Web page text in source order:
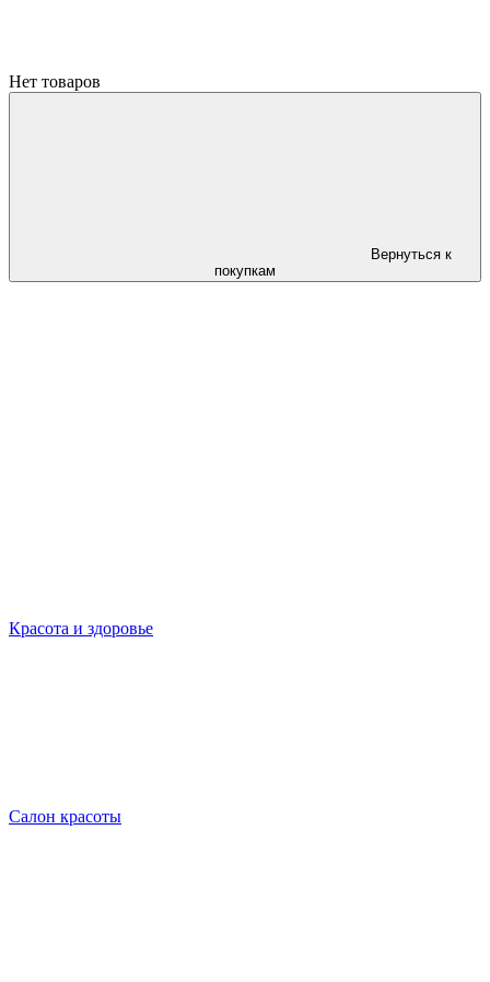
Нет товаров
Вернуться к
покупкам
Красота и здоровье
Салон красоты